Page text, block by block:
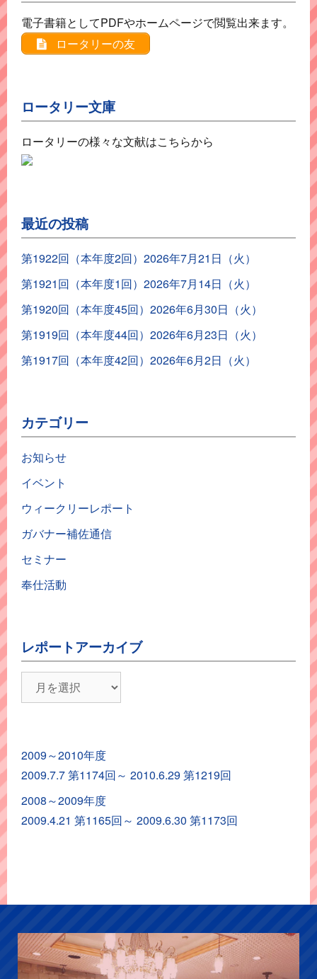
電子書籍としてPDFやホームページで閲覧出来ます。
ロータリーの友
ロータリー文庫
ロータリーの様々な文献はこちらから
最近の投稿
第1922回（本年度2回）2026年7月21日（火）
第1921回（本年度1回）2026年7月14日（火）
第1920回（本年度45回）2026年6月30日（火）
第1919回（本年度44回）2026年6月23日（火）
第1917回（本年度42回）2026年6月2日（火）
カテゴリー
お知らせ
イベント
ウィークリーレポート
ガバナー補佐通信
セミナー
奉仕活動
レポートアーカイブ
ポ
ア
ー
カ
イ
2009～2010年度
2009.7.7 第1174回～ 2010.6.29 第1219回
2008～2009年度
2009.4.21 第1165回～ 2009.6.30 第1173回